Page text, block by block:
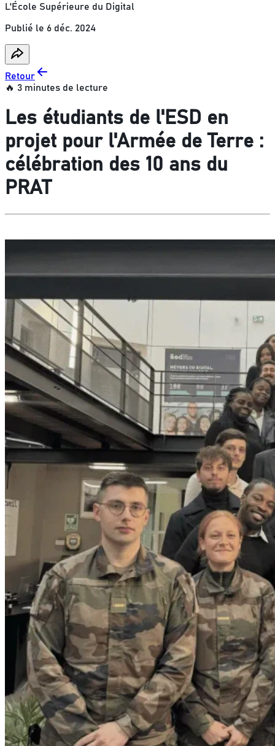
L'École Supérieure du Digital
Publié le 6 déc. 2024
Retour
🔥 3 minutes de lecture
Les étudiants de l'ESD en
projet pour l'Armée de Terre :
célébration des 10 ans du
PRAT